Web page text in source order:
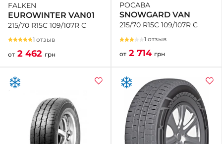
+38 (050)-911-911-2
- Щепкина
+38 (099)-643-33-77
- Тополь
+38 (068)-923-74-19
FALKEN
EUROWINTER VAN01
215/70 R15C 109/107R C
1 отзыв
от 2 462 грн
РОСАВА
SNOWGARD VAN
215/70 R15C 109/107R C
1 отзыв
от 2 714 грн